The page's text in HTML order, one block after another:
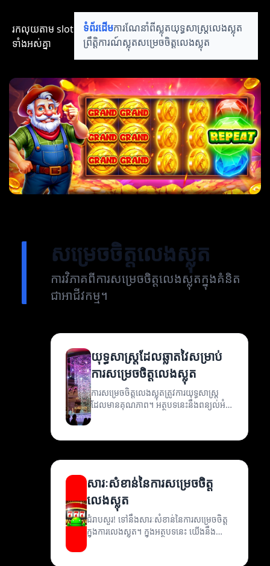
រកលុយតាម​ slot​​
ទាំងអស់គ្នា
ទំព័រដើមការណែនាំពីស្លុតយុទ្ធសាស្ត្រលេងស្លុត
ព្រឹត្តិការណ៍ស្លុតសម្រេចចិត្តលេងស្លុត
សម្រេចចិត្តលេងស្លុត
ការវិភាគពីការសម្រេចចិត្តលេងស្លុតក្នុងគំនិត
ជាអាជីវកម្ម។
យុទ្ធសាស្ត្រដែលឆ្លាតវៃសម្រាប់
ការសម្រេចចិត្តលេងស្លុត
ការសម្រេចចិត្តលេងស្លុតត្រូវការយុទ្ធសាស្ត្រ
ដែលមានគុណភាព។ អត្ថបទនេះនឹងពន្យល់អំពី
យុទ្ធសាស្ត្រដែលឆ្លាតវៃសម្រាប់ការសម្រេចចិត្ត
សារៈសំខាន់នៃការសម្រេចចិត្ត
លេងស្លុត
ជំរាបសួរ! ទៅនឹងសារៈសំខាន់នៃការសម្រេចចិត្ត
ក្នុងការលេងស្លុត។ ក្នុងអត្ថបទនេះ យើងនឹង